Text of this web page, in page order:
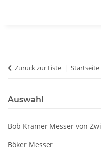
Zurück zur Liste Startseite
Auswahl
Bob Kramer Messer von
Böker Messer